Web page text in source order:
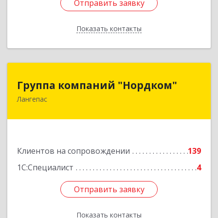
Отправить заявку
Показать контакты
Отправить заявку
Назад
Группа компаний "Нордком"
Лангепас
Клиентов на сопровождении
139
1С:Специалист
4
Отправить заявку
Показать контакты
Группа компаний "Нордком"
628672, Тюменская обл, Лангепас г., Солнечная
Отправить заявку
Назад